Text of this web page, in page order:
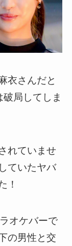
衣さんだと
局してしま
れていませ
ていたヤバ
！
オケバーで
の男性と交